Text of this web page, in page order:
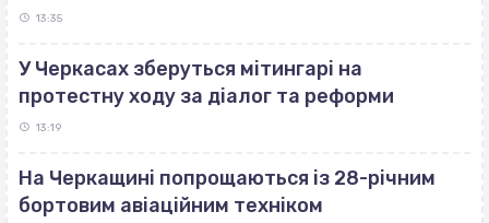
13:35
У Черкасах зберуться мітингарі на
протестну ходу за діалог та реформи
13:19
На Черкащині попрощаються із 28-річним
бортовим авіаційним техніком